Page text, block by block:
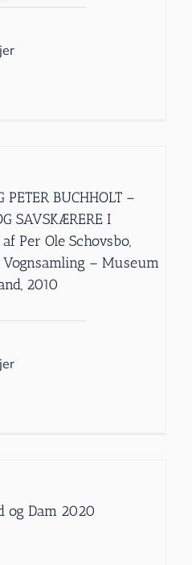
PETER BUCHHOLT –
SAVSKÆRERE I
af Per Ole Schovsbo,
Vognsamling – Museum
2010
og Dam 2020